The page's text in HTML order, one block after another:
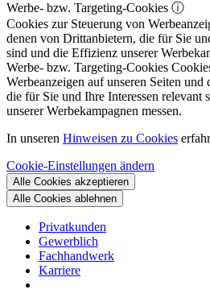
Werbe- bzw. Targeting-Cookies ⓘ
Cookies zur Steuerung von
denen von Drittanbietern, die für Sie
sind und die Effizienz unserer
Werbe- bzw. Targeting-Cookies
Werbeanzeigen auf unseren Seiten
die für Sie und Ihre Interessen relevant
unserer Werbekampagnen messen.
In unseren Hinweisen zu Cookies
Cookie-Einstellungen ändern
Alle Cookies akzeptieren
Alle Cookies ablehnen
Privatkunden
Gewerblich
Fachhandwerk
Karriere